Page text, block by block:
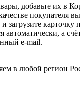
добавьте их в
покупателя
загрузите карточку
автоматически, а
e-mail.
в любой регион